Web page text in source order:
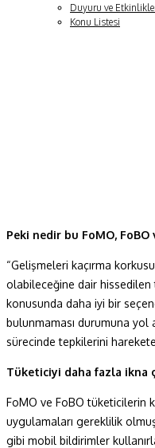
Duyuru ve
Konu Listesi
Peki nedir bu FoMO, FoBO
“Gelişmeleri kaçırma
olabileceğine dair hissedilen
konusunda daha iyi bir
bulunmaması durumuna yol
sürecinde tepkilerini
Tüketiciyi daha fazla ikna
FoMO ve FoBO tüketicilerin
uygulamaları gereklilik
gibi mobil bildirimler